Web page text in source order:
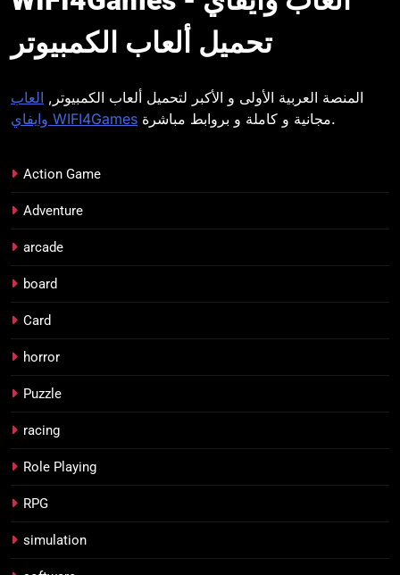
وايفاي
تحميل ألعاب الكمبيوتر
المنصة العربية الأولى و الأكبر لتحميل ألعاب الكمبيوتر, العاب
وايفاي WIFI4Games
مجانية و كاملة و بروابط مباشرة.
Action Game
Adventure
arcade
board
Card
horror
Puzzle
racing
Role Playing
RPG
simulation